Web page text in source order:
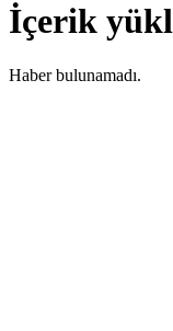
İçerik
Haber bulunamadı.